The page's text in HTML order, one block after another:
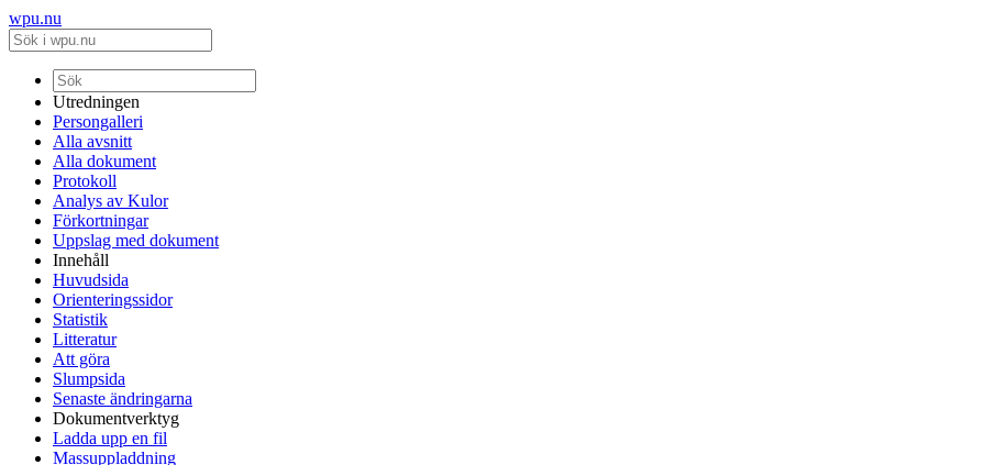
wpu.nu
Utredningen
Persongalleri
Alla avsnitt
Alla dokument
Protokoll
Analys av Kulor
Förkortningar
Uppslag med dokument
Innehåll
Huvudsida
Orienteringssidor
Statistik
Litteratur
Att göra
Slumpsida
Senaste ändringarna
Dokumentverktyg
Ladda upp en fil
Massuppladdning